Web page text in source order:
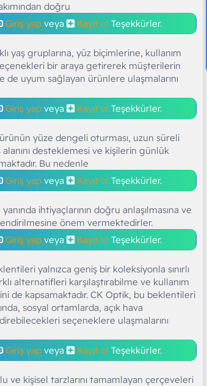
doğru
Giriş yap veya Kayıt ol Teşekkürler.
yaş gruplarına, yüz biçimlerine, kullanım
bir araya getirerek müşterilerin
uyum sağlayan ürünlere ulaşmalarını
Giriş yap veya Kayıt ol Teşekkürler.
yüze dengeli oturması, uzun süreli
desteklemesi ve kişilerin günlük
Bu nedenle
Giriş yap veya Kayıt ol Teşekkürler.
ihtiyaçlarının doğru anlaşılmasına ve
önem vermektedirler.
Giriş yap veya Kayıt ol Teşekkürler.
yalnızca geniş bir koleksiyonla sınırlı
alternatifleri karşılaştırabilme ve kullanım
de kapsamaktadır. CK Optik, bu beklentileri
sosyal ortamlarda, açık hava
seçeneklere ulaşmalarını
Giriş yap veya Kayıt ol Teşekkürler.
ve kişisel tarzlarını tamamlayan çerçeveleri